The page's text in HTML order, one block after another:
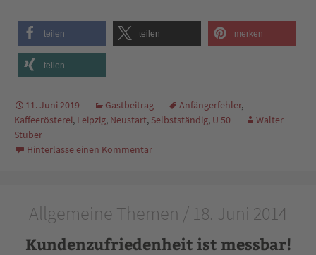
teilen teilen merken
teilen
11. Juni 2019 Gastbeitrag Anfängerfehler,
Kaffeerösterei, Leipzig, Neustart, Selbstständig, Ü 50
Walter
Stuber
Hinterlasse einen Kommentar
Allgemeine Themen / 18. Juni 2014
Kundenzufriedenheit ist messbar!